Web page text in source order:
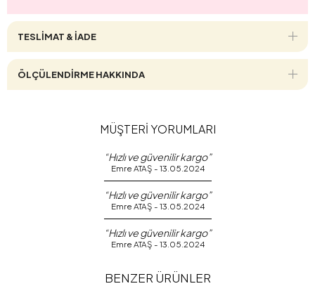
TESLİMAT & İADE
ÖLÇÜLENDİRME HAKKINDA
MÜŞTERİ YORUMLARI
“Hızlı ve güvenilir kargo”
Emre ATAŞ - 13.05.2024
“Hızlı ve güvenilir kargo”
Emre ATAŞ - 13.05.2024
“Hızlı ve güvenilir kargo”
Emre ATAŞ - 13.05.2024
BENZER ÜRÜNLER